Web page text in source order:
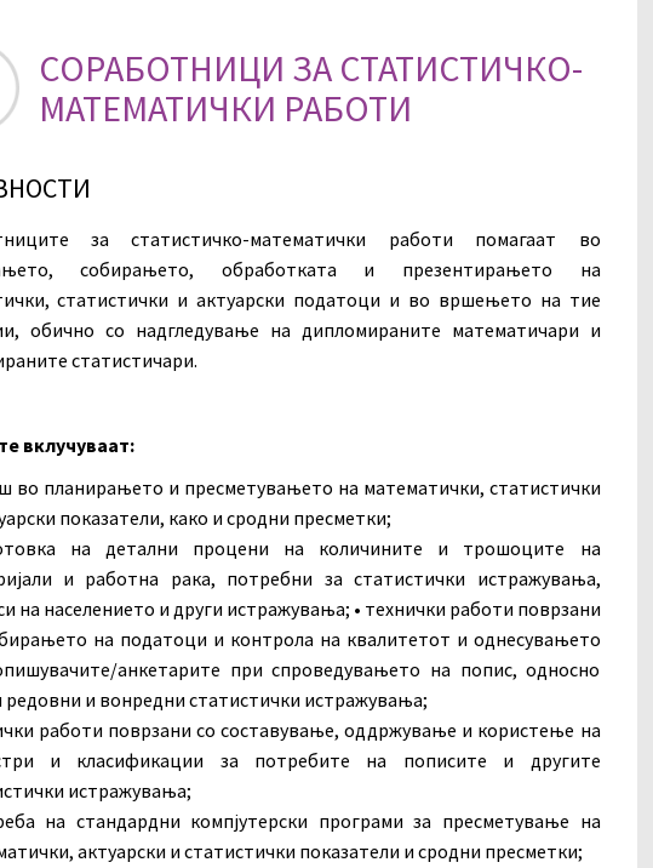
СОРАБОТНИЦИ ЗА СТАТИСТИЧКО-
МАТЕМАТИЧКИ РАБОТИ
за статистичко-математички работи помагаат во
собирањето, обработката и презентирањето на
статистички и актуарски податоци и во вршењето на тие
обично со надгледување на дипломираните математичари и
статистичари.
вклучуваат:
во планирањето и пресметувањето на математички, статистички
показатели, како и сродни пресметки;
на детални процени на количините и трошоците на
и работна рака, потребни за статистички истражувања,
на населението и други истражувања; • технички работи поврзани
на податоци и контрола на квалитетот и однесувањето
анкетарите при спроведувањето на попис, односно
редовни и вонредни статистички истражувања;
работи поврзани со составување, оддржување и користење на
и класификации за потребите на пописите и другите
истражувања;
на стандардни компјутерски програми за пресметување на
актуарски и статистички показатели и сродни пресметки;